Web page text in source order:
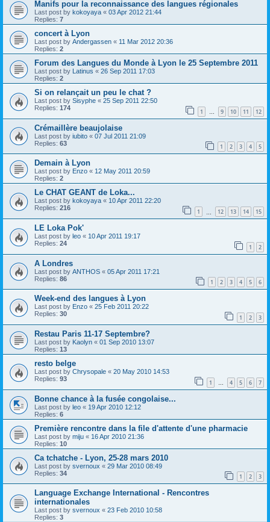
Manifs pour la reconnaissance des langues régionales
Last post by kokoyaya « 03 Apr 2012 21:44
Replies: 7
concert à Lyon
Last post by Andergassen « 11 Mar 2012 20:36
Replies: 2
Forum des Langues du Monde à Lyon le 25 Septembre 2011
Last post by Latinus « 26 Sep 2011 17:03
Replies: 2
Si on relançait un peu le chat ?
Last post by Sisyphe « 25 Sep 2011 22:50
Replies: 174 1 … 9 10 11 12
Crémaillère beaujolaise
Last post by iubito « 07 Jul 2011 21:09
Replies: 63 1 2 3 4 5
Demain à Lyon
Last post by Enzo « 12 May 2011 20:59
Replies: 2
Le CHAT GEANT de Loka...
Last post by kokoyaya « 10 Apr 2011 22:20
Replies: 216 1 12 13 14 15
LE Loka Pok'
Last post by leo « 10 Apr 2011 19:17
Replies: 24 1 2
A Londres
Last post by ANTHOS « 05 Apr 2011 17:21
Replies: 86 1 2 3 4 5 6
Week-end des langues à Lyon
Last post by Enzo « 25 Feb 2011 20:22
Replies: 30 1 2 3
Restau Paris 11-17 Septembre?
Last post by Kaolyn « 01 Sep 2010 13:07
Replies: 13
resto belge
Last post by Chrysopale « 20 May 2010 14:53
Replies: 93 1 … 4 5 6 7
Bonne chance à la fusée congolaise...
Last post by leo « 19 Apr 2010 12:12
Replies: 6
Première rencontre dans la file d'attente d'une pharmacie
Last post by miju « 16 Apr 2010 21:36
Replies: 10
Ca tchatche - Lyon, 25-28 mars 2010
Last post by svernoux « 29 Mar 2010 08:49
Replies: 34 1 2 3
Language Exchange International - Rencontres
internationales
Last post by svernoux « 23 Feb 2010 10:58
Replies: 3